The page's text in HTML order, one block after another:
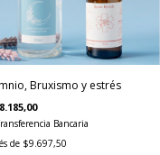
Bruxismo y estrés
Bancaria
de $9.697,50